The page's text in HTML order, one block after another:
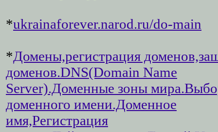
*ukrainaforever.narod.ru/do-main
*Домены,регистрация
доменов.DNS(Domain Name
Server).Доменные зоны
доменного имени.Доменное
имя,Регистрация